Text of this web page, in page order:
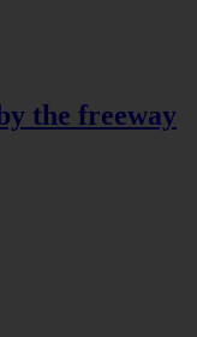
the freeway